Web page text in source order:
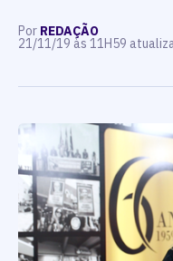
Por REDAÇÃO
21/11/19 às 11H59